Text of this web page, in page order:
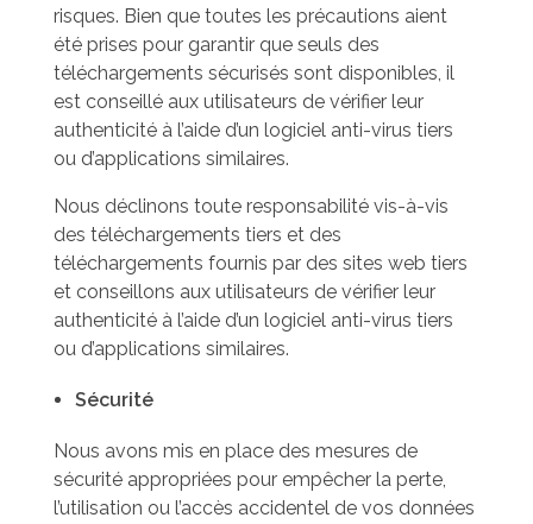
risques. Bien que toutes les précautions aient
été prises pour garantir que seuls des
téléchargements sécurisés sont disponibles, il
est conseillé aux utilisateurs de vérifier leur
authenticité à l’aide d’un logiciel anti-virus tiers
ou d’applications similaires.
Nous déclinons toute responsabilité vis-à-vis
des téléchargements tiers et des
téléchargements fournis par des sites web tiers
et conseillons aux utilisateurs de vérifier leur
authenticité à l’aide d’un logiciel anti-virus tiers
ou d’applications similaires.
Sécurité
Nous avons mis en place des mesures de
sécurité appropriées pour empêcher la perte,
l’utilisation ou l’accès accidentel de vos données